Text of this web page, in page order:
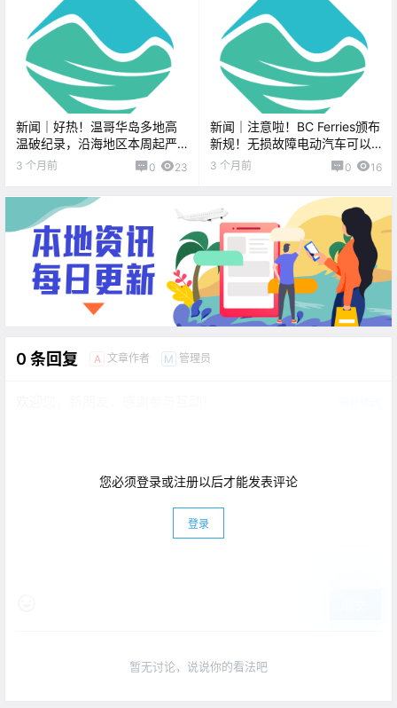
新闻｜好热！温哥华岛多地高
温破纪录，沿海地区本周起严
禁营火！温哥华超人气brunch
3 个月前 0 23
新闻｜注意啦！BC Ferries颁布
新规！无损故障电动汽车可以
登船了！Oak Bay Tea Party大
3 个月前 0 16
0 条回复 A 文章作者 M 管理员
您必须登录或注册以后才能发表评论
登录
暂无讨论，说说你的看法吧